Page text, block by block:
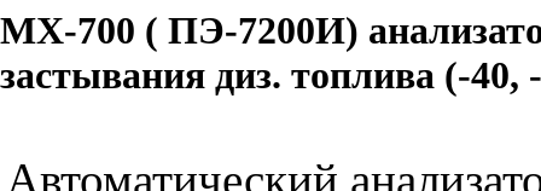
МХ-700 ( ПЭ-7200И)
застывания диз. топлива (-40,
Автоматический